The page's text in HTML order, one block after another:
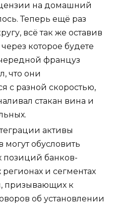
на домашний
Теперь ещё раз
всё так же оставив
которое будете
француз
что они
с разной скоростью,
стакан вина и
активы
обусловить
банков-
и сегментах
призывающих к
об установлении